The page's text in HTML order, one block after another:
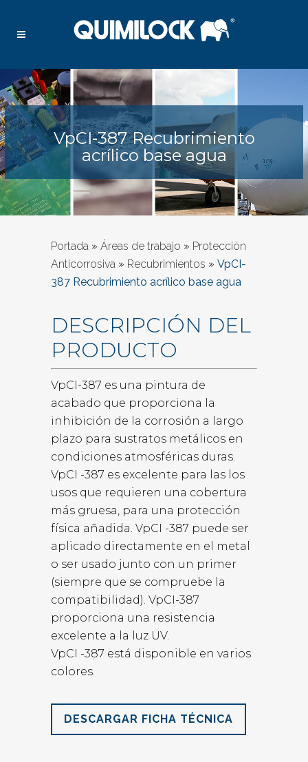
VpCI-387 Recubrimiento
acrílico base agua
Portada » Áreas de trabajo » Protección
Anticorrosiva » Recubrimientos » VpCI-
387 Recubrimiento acrílico base agua
DESCRIPCIÓN DEL
PRODUCTO
VpCI-387 es una pintura de
acabado que proporciona la
inhibición de la corrosión a largo
plazo para sustratos metálicos en
condiciones atmosféricas duras.
VpCI -387 es excelente para las los
usos que requieren una cobertura
más gruesa, para una protección
física añadida. VpCI -387 puede ser
aplicado directamente en el metal
o ser usado junto con un primer
(siempre que se compruebe la
compatibilidad). VpCI-387
proporciona una resistencia
excelente a la luz UV.
VpCI -387 está disponible en varios
colores.
DESCARGAR FICHA TÉCNICA